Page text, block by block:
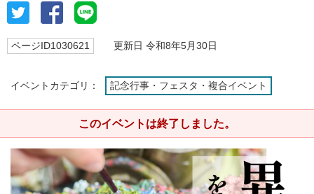
ページID1030621 更新日 令和8年5月30日
イベントカテゴリ： 記念行事・フェスタ・複合イベント
このイベントは終了しました。